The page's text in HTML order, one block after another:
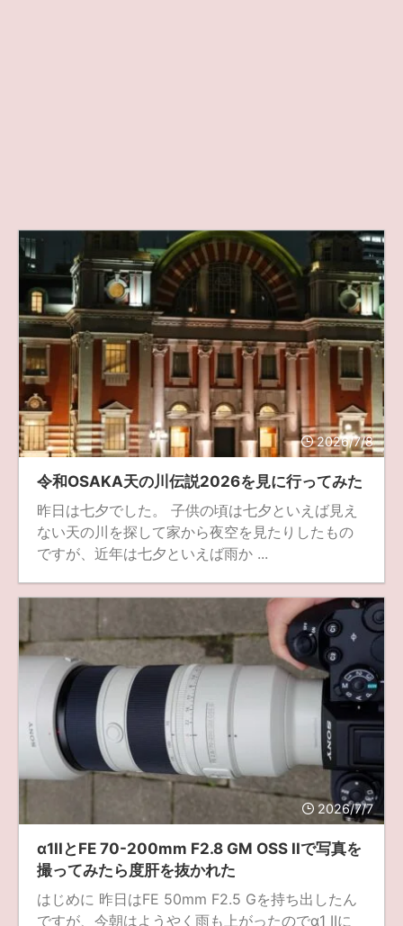
2026/7/8
令和OSAKA天の川伝説2026を見に行ってみた
昨日は七夕でした。 子供の頃は七夕といえば見え
ない天の川を探して家から夜空を見たりしたもの
ですが、近年は七夕といえば雨か ...
2026/7/7
α1IIとFE 70-200mm F2.8 GM OSS IIで写真を
撮ってみたら度肝を抜かれた
はじめに 昨日はFE 50mm F2.5 Gを持ち出したん
ですが、今朝はようやく雨も上がったのでα1 IIに